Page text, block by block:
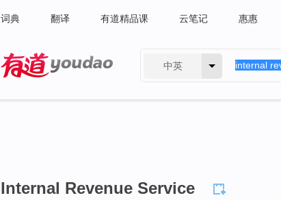
词典 翻译 有道精品课 云笔记 惠惠
中英
Internal Revenue Service